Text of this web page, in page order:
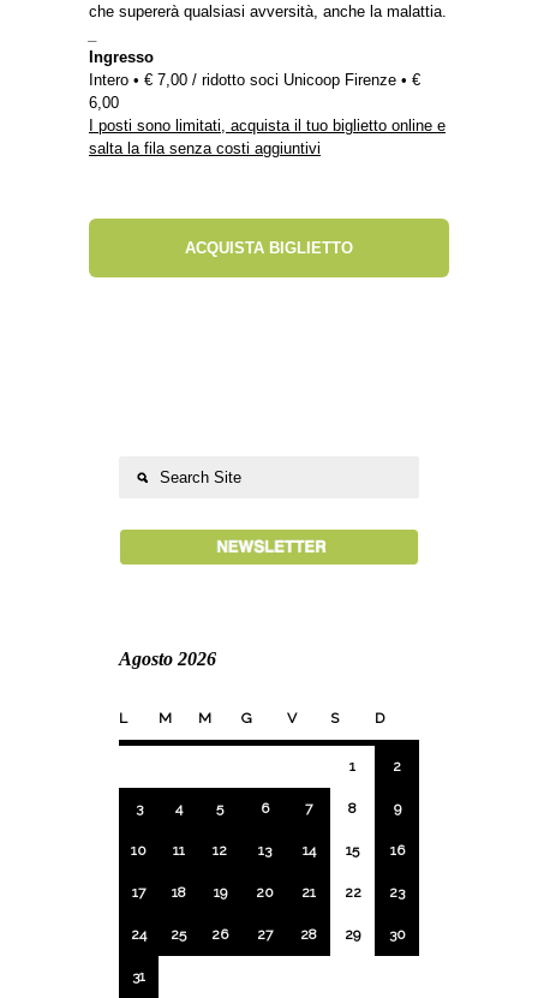
che supererà qualsiasi avversità, anche la malattia.
Ingresso
Intero • € 7,00 / ridotto soci Unicoop Firenze • €
6,00
I posti sono limitati, acquista il tuo biglietto online e
salta la fila senza costi aggiuntivi
ACQUISTA BIGLIETTO
Agosto 2026
L M M G V S D
1 2
3 4 5 6 7 8 9
10 11 12 13 14 15 16
17 18 19 20 21 22 23
24 25 26 27 28 29 30
31